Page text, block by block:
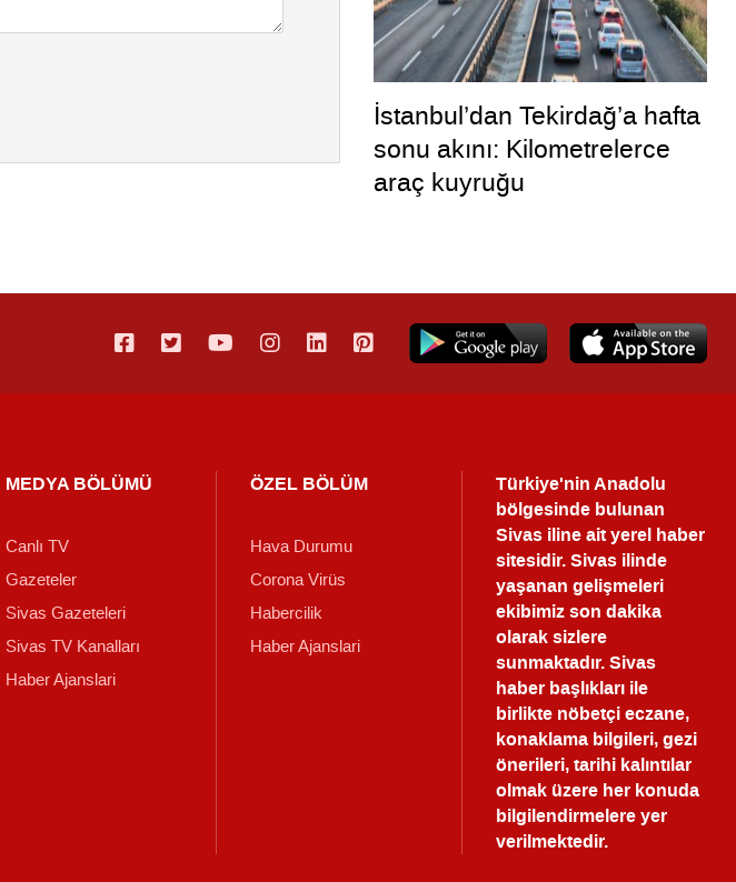
İstanbul’dan Tekirdağ’a hafta
sonu akını: Kilometrelerce
araç kuyruğu
MEDYA BÖLÜMÜ
Canlı TV
Gazeteler
Sivas Gazeteleri
Sivas TV Kanalları
Haber Ajanslari
ÖZEL BÖLÜM
Hava Durumu
Corona Virüs
Habercilik
Haber Ajanslari
Türkiye'nin Anadolu
bölgesinde bulunan
Sivas iline ait yerel haber
sitesidir. Sivas ilinde
yaşanan gelişmeleri
ekibimiz son dakika
olarak sizlere
sunmaktadır.Sivas
haberbaşlıkları ile
birlikte nöbetçi eczane,
konaklama bilgileri, gezi
önerileri, tarihi kalıntılar
olmak üzere her konuda
bilgilendirmelere yer
verilmektedir.